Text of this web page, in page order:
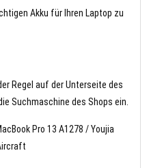
Akku für Ihren Laptop zu
Regel auf der Unterseite des
Suchmaschine des Shops ein.
Pro 13 A1278 / Youjia